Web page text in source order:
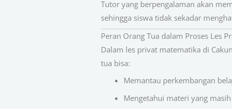
Tutor yang berpengalaman akan
sehingga siswa tidak sekadar
Peran Orang Tua dalam Proses Les
Dalam les privat matematika di
tua bisa:
Memantau perkembangan
Mengetahui materi yang